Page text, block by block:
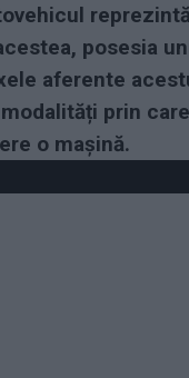
posesia
aferente
prin
o mașină.